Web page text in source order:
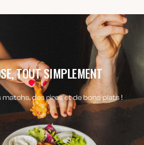
TOUT SIMPLEMENT
matchs, des rires et de bons plats !